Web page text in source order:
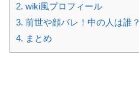
2. wiki風プロフィール
3. 前世や顔バレ！中の人は誰？
4. まとめ